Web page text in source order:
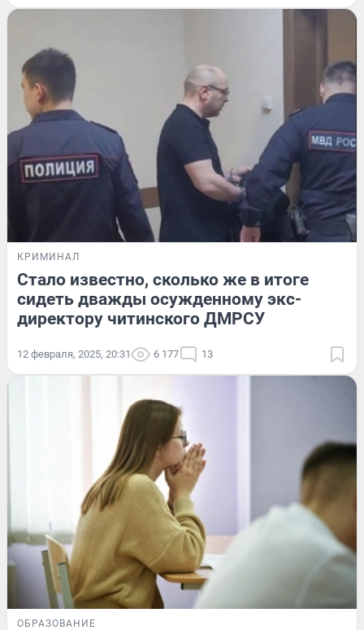
КРИМИНАЛ
Стало известно, сколько же в итоге
сидеть дважды осужденному экс-
директору читинского ДМРСУ
12 февраля, 2025, 20:31 6 177 13
ОБРАЗОВАНИЕ